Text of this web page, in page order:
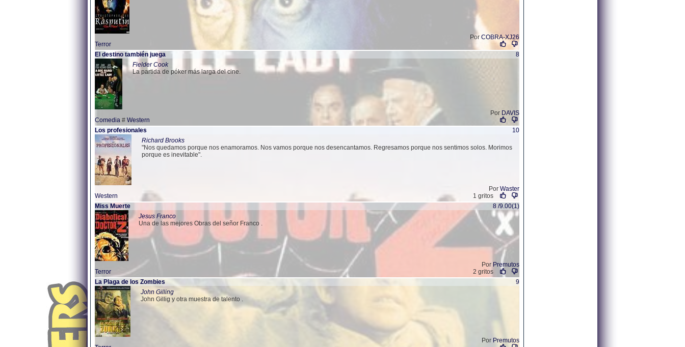
Por COBRA-XJ26
Terror
El destino también juega
8
Fielder Cook
La partida de póker más larga del cine.
Por DAVIS
Comedia # Western
Los profesionales
10
Richard Brooks
"Nos quedamos porque nos enamoramos. Nos vamos porque nos desencantamos. Regresamos porque nos sentimos solos. Morimos
porque es inevitable".
Por Waster
Western
1 gritos
Miss Muerte
8 /9.00(1)
Jesus Franco
Una de las mejores Obras del señor Franco .
Por Premutos
Terror
2 gritos
La Plaga de los Zombies
9
John Gilling
John Gillig y otra muestra de talento .
Por Premutos